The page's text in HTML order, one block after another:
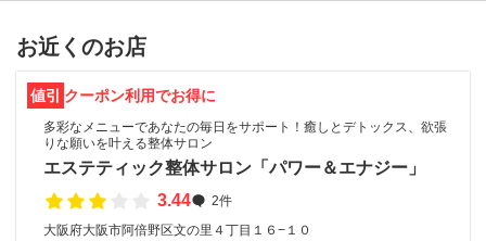
お近くのお店
値引 クーポン利用でお得に
多彩なメニューであなたの毎日をサポート！癒しとデトックス、欲張
りな願いを叶える整体サロン
エステティック整体サロン「パワー＆エナジー」
3.44
2件
大阪府大阪市阿倍野区文の里４丁目１６−１０